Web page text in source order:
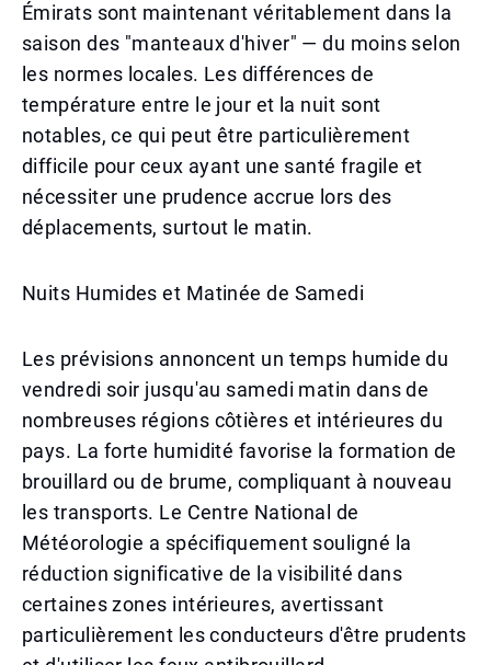
Émirats sont maintenant véritablement dans la
saison des "manteaux d'hiver" — du moins selon
les normes locales. Les différences de
température entre le jour et la nuit sont
notables, ce qui peut être particulièrement
difficile pour ceux ayant une santé fragile et
nécessiter une prudence accrue lors des
déplacements, surtout le matin.
Nuits Humides et Matinée de Samedi
Les prévisions annoncent un temps humide du
vendredi soir jusqu'au samedi matin dans de
nombreuses régions côtières et intérieures du
pays. La forte humidité favorise la formation de
brouillard ou de brume, compliquant à nouveau
les transports. Le Centre National de
Météorologie a spécifiquement souligné la
réduction significative de la visibilité dans
certaines zones intérieures, avertissant
particulièrement les conducteurs d'être prudents